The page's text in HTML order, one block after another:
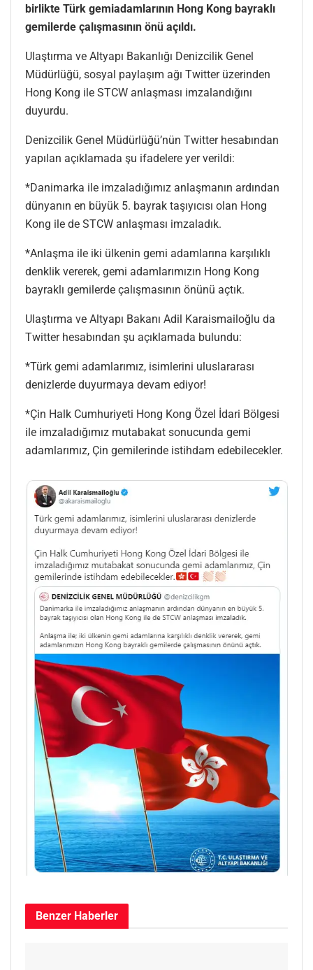
birlikte Türk gemiadamlarının Hong Kong bayraklı
gemilerde çalışmasının önü açıldı.
Ulaştırma ve Altyapı Bakanlığı Denizcilik Genel
Müdürlüğü, sosyal paylaşım ağı Twitter üzerinden
Hong Kong ile STCW anlaşması imzalandığını
duyurdu.
Denizcilik Genel Müdürlüğü’nün Twitter hesabından
yapılan açıklamada şu ifadelere yer verildi:
*Danimarka ile imzaladığımız anlaşmanın ardından
dünyanın en büyük 5. bayrak taşıyıcısı olan Hong
Kong ile de STCW anlaşması imzaladık.
*Anlaşma ile iki ülkenin gemi adamlarına karşılıklı
denklik vererek, gemi adamlarımızın Hong Kong
bayraklı gemilerde çalışmasının önünü açtık.
Ulaştırma ve Altyapı Bakanı Adil Karaismailoğlu da
Twitter hesabından şu açıklamada bulundu:
*Türk gemi adamlarımız, isimlerini uluslararası
denizlerde duyurmaya devam ediyor!
*Çin Halk Cumhuriyeti Hong Kong Özel İdari Bölgesi
ile imzaladığımız mutabakat sonucunda gemi
adamlarımız, Çin gemilerinde istihdam edebilecekler.
Benzer Haberler